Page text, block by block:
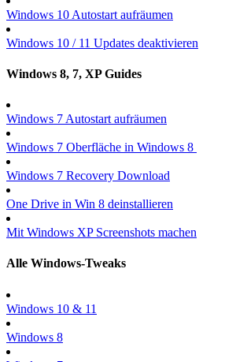
Windows 10 Autostart aufräumen
Windows 10 / 11 Updates deaktivieren
Windows 8, 7, XP Guides
Windows 7 Autostart aufräumen
Windows 7 Oberfläche in Windows 8
Windows 7 Recovery Download
One Drive in Win 8 deinstallieren
Mit Windows XP Screenshots machen
Alle Windows-Tweaks
Windows 10 & 11
Windows 8